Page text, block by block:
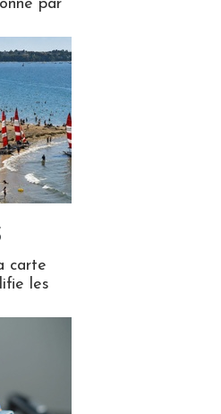
par
carte
les